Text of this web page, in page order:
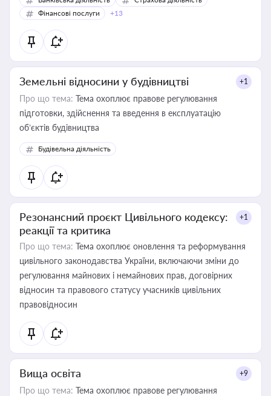
Фінансові послуги
+13
Земельні відносини у будівництві +1
Про що тема: Тема охоплює правове регулювання
підготовки, здійснення та введення в експлуатацію
об’єктів будівництва
Будівельна діяльність
Резонансний проєкт Цивільного кодексу:
реакції та критика
+1
Про що тема: Тема охоплює оновлення та реформування
цивільного законодавства України, включаючи зміни до
регулювання майнових і немайнових прав, договірних
відносин та правового статусу учасників цивільних
правовідносин
Вища освіта +9
Про що тема: Тема охоплює правове регулювання